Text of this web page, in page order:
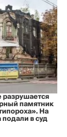
памятник
На
в суд